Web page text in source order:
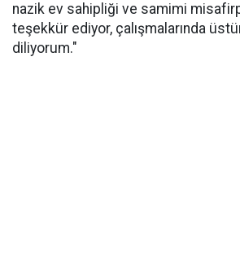
nazik ev sahipliği ve samimi
teşekkür ediyor, çalışmalarında
diliyorum."